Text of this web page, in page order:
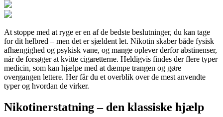
At stoppe med at ryge er en af de bedste beslutninger, du kan tage
for dit helbred – men det er sjældent let. Nikotin skaber både fysisk
afhængighed og psykisk vane, og mange oplever derfor abstinenser,
når de forsøger at kvitte cigaretterne. Heldigvis findes der flere typer
medicin, som kan hjælpe med at dæmpe trangen og gøre
overgangen lettere. Her får du et overblik over de mest anvendte
typer og hvordan de virker.
Nikotinerstatning – den klassiske hjælp